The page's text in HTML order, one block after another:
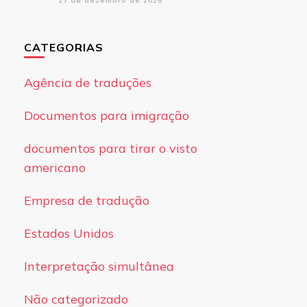
CATEGORIAS
Agência de traduções
Documentos para imigração
documentos para tirar o visto
americano
Empresa de tradução
Estados Unidos
Interpretação simultânea
Não categorizado